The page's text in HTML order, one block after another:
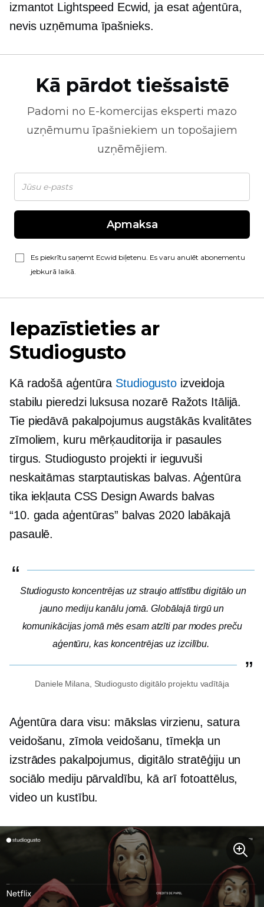
izmantot Lightspeed Ecwid, ja esat aģentūra,
nevis uzņēmuma īpašnieks.
Kā pārdot tiešsaistē
Padomi no E-komercijas eksperti mazo
uzņēmumu īpašniekiem un topošajiem
uzņēmējiem.
Apmaksa
Es piekrītu saņemt Ecwid biļetenu. Es varu anulēt abonementu
jebkurā laikā.
Iepazīstieties ar
Studiogusto
Kā radošā aģentūra Studiogusto izveidoja
stabilu pieredzi luksusa nozarē Ražots Itālijā.
Tie piedāvā pakalpojumus augstākās kvalitātes
zīmoliem, kuru mērķauditorija ir pasaules
tirgus. Studiogusto projekti ir ieguvuši
neskaitāmas starptautiskas balvas. Aģentūra
tika iekļauta CSS Design Awards balvas
“10. gada aģentūras” balvas 2020 labākajā
pasaulē.
Studiogusto koncentrējas uz straujo attīstību digitālo un
jauno mediju kanālu jomā. Globālajā tirgū un
komunikācijas jomā mēs esam atzīti par modes preču
aģentūru, kas koncentrējas uz izcilību.
Daniele Milana, Studiogusto digitālo projektu vadītāja
Aģentūra dara visu: mākslas virzienu, satura
veidošanu, zīmola veidošanu, tīmekļa un
izstrādes pakalpojumus, digitālo stratēģiju un
sociālo mediju pārvaldību, kā arī fotoattēlus,
video un kustību.